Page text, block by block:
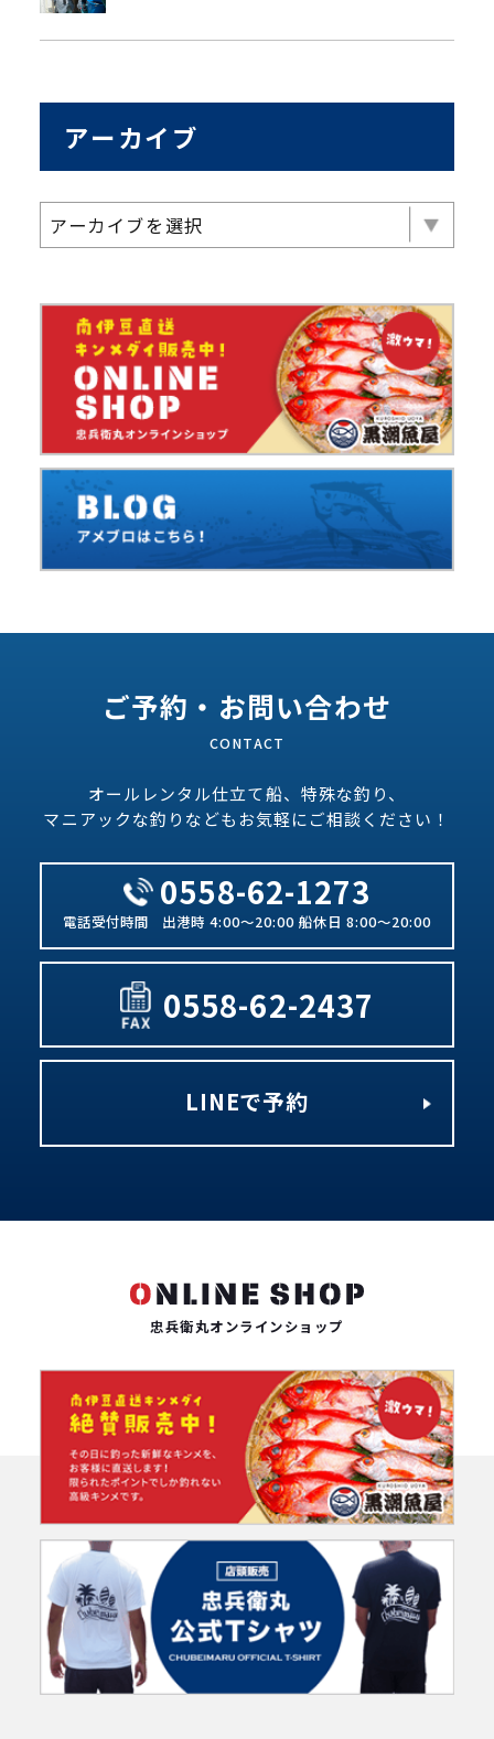
アーカイブ
アーカイブを選択
ご予約・お問い合わせ
オールレンタル仕立て船、特殊な釣り、
マニアックな釣りなどもお気軽にご相談ください！
0558-62-1273
出港時 4:00～20:00 船休日 8:00～20:00
0558-62-2437
LINEで予約